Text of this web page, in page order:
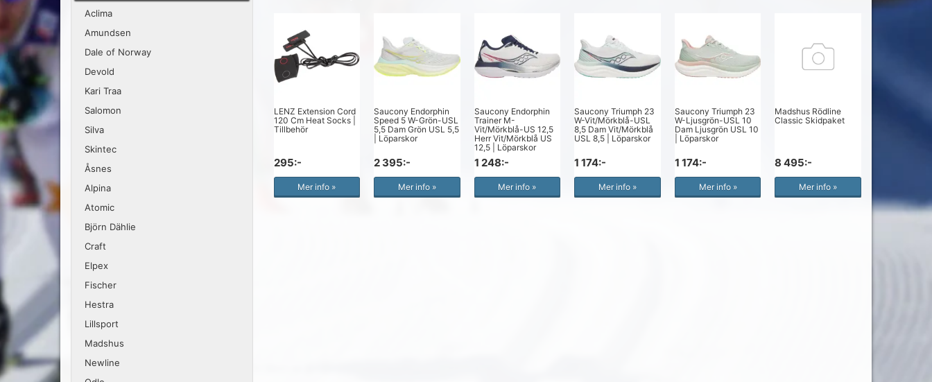
Aclima
Amundsen
Dale of Norway
Devold
Kari Traa
Salomon
Silva
Skintec
Åsnes
Alpina
Atomic
Björn Dählie
Craft
Elpex
Fischer
Hestra
Lillsport
Madshus
Newline
LENZ Extension Cord
120 Cm Heat Socks |
Tillbehör
295:-
Mer info »
Saucony Endorphin
Speed 5 W-Grön-USL
5,5 Dam Grön USL 5,5
| Löparskor
2 395:-
Mer info »
Saucony Endorphin
Trainer M-
Vit/Mörkblå-US 12,5
Herr Vit/Mörkblå US
12,5 | Löparskor
1 248:-
Mer info »
Saucony Triumph 23
W-Vit/Mörkblå-USL
8,5 Dam Vit/Mörkblå
USL 8,5 | Löparskor
1 174:-
Mer info »
Saucony Triumph 23
W-Ljusgrön-USL 10
Dam Ljusgrön USL 10
| Löparskor
1 174:-
Mer info »
Madshus Rödline
Classic Skidpaket
8 495:-
Mer info »